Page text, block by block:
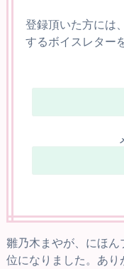
登録頂いた方には
するボイスレター
雛乃木まやが、にほん
位になりました。あり